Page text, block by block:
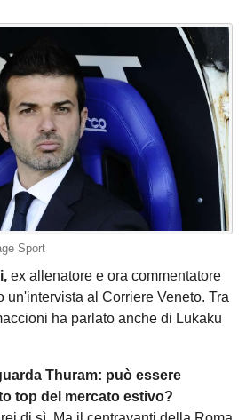
Sport
ex allenatore e ora commentatore
un'intervista al Corriere Veneto. Tra
ha parlato anche di Lukaku
Thuram: può essere
top del mercato estivo?